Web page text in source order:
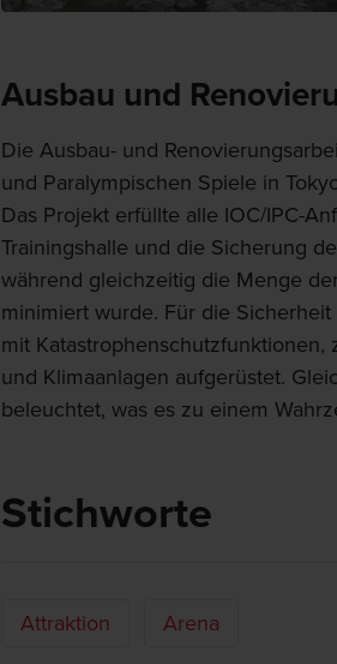
Ausbau und
Die Ausbau- und
und Paralympischen Spiele in
Das Projekt erfüllte alle IOC/IPC-
Trainingshalle und die Sicherung
während gleichzeitig die Menge
minimiert wurde. Für die
mit Katastrophenschutzfunktionen,
und Klimaanlagen aufgerüstet.
beleuchtet, was es zu einem
Stichworte
Attraktion Arena